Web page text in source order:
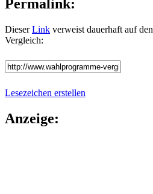
Permalink:
DieserLink verweist dauerhaft auf
Vergleich:
Lesezeichen erstellen
Anzeige: